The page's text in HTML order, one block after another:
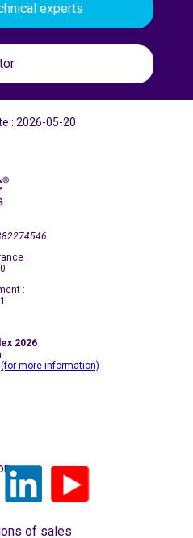
experts
: 2026-05-20
:
:
2026
(for more information)
of sales